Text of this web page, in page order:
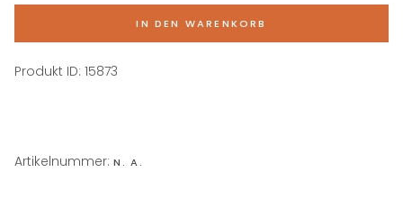
IN DEN WARENKORB
Produkt ID:15873
Artikelnummer:N. A.